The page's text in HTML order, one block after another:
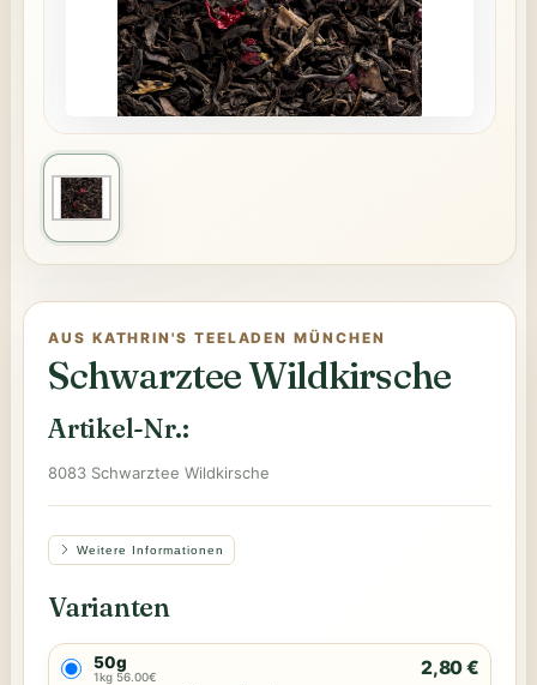
AUS KATHRIN'S TEELADEN MÜNCHEN
Schwarztee Wildkirsche
Artikel-Nr.:
8083 Schwarztee Wildkirsche
Weitere Informationen
Varianten
50g
1kg 56.00€ 2,80 €